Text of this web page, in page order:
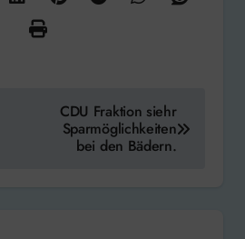
CDU Fraktion siehr
Sparmöglichkeiten
bei den Bädern.